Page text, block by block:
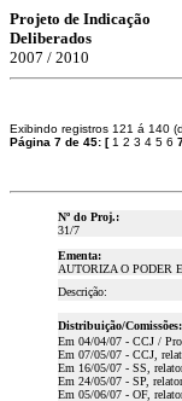
Projeto de Indicação
Deliberados
2007 / 2010
Exibindo registros 121 á 140
Página 7 de 45: [ 1 2 3 4 5 6
Nº do Proj.:
31/7
Ementa:
AUTORIZA O PODER
Descrição:
Distribuição/Comissões:
Em 04/04/07 - CCJ /
Em 07/05/07 - CCJ,
Em 16/05/07 - SS,
Em 24/05/07 - SP,
Em 05/06/07 - OF,